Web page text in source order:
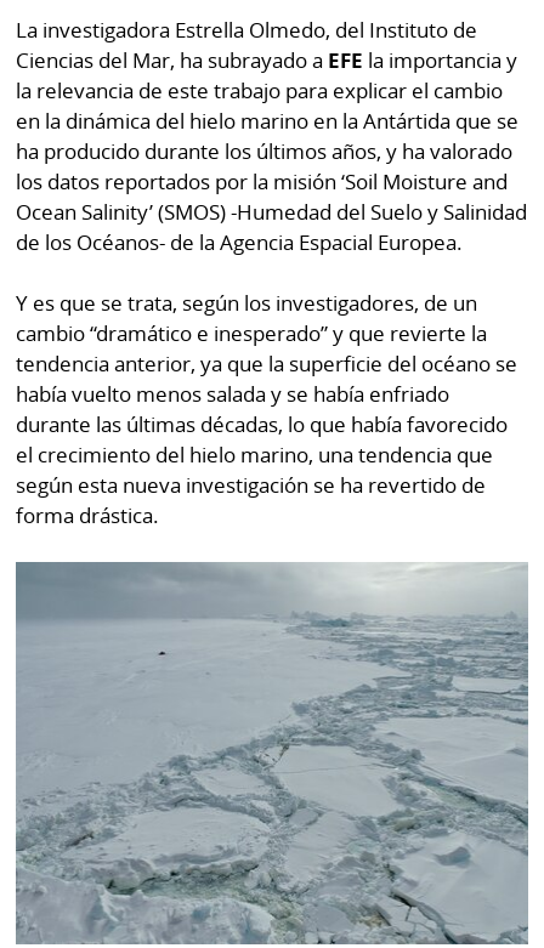
Cero
KM
Corprensa
Busca
Fácil
⌾
Hoy
por
Hoy
⌾
Sábado
⌾
Repregunta
⌾
Tal
Cual
⌾
Sin
Censura
La investigadora Estrella Olmedo, del Instituto de
Ciencias del Mar, ha subrayado a EFE la importancia y
la relevancia de este trabajo para explicar el cambio
en la dinámica del hielo marino en la Antártida que se
ha producido durante los últimos años, y ha valorado
los datos reportados por la misión ‘Soil Moisture and
Ocean Salinity’ (SMOS) -Humedad del Suelo y Salinidad
de los Océanos- de la Agencia Espacial Europea.
Y es que se trata, según los investigadores, de un
cambio “dramático e inesperado” y que revierte la
tendencia anterior, ya que la superficie del océano se
había vuelto menos salada y se había enfriado
durante las últimas décadas, lo que había favorecido
el crecimiento del hielo marino, una tendencia que
según esta nueva investigación se ha revertido de
forma drástica.